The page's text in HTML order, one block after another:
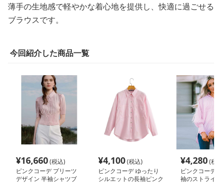
薄手の生地感で軽やかな着心地を提供し、快適に過ごせる
ブラウスです。
今回紹介した商品一覧
¥16,660(税込)
ピンクコーデ プリーツ
デザイン 半袖シャツブ
¥4,100(税込)
ピンクコーデ ゆったり
シルエットの長袖ピンク
¥4,280(税
ピンクコーデ
袖のストライ